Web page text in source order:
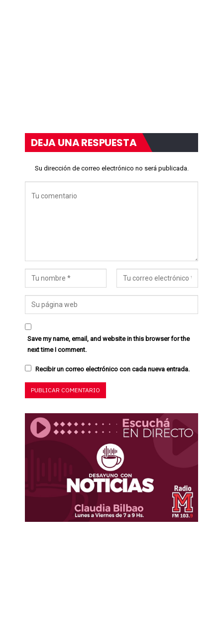
DEJA UNA RESPUESTA
Su dirección de correo electrónico no será publicada.
Save my name, email, and website in this browser for the
next time I comment.
Recibir un correo electrónico con cada nueva entrada.